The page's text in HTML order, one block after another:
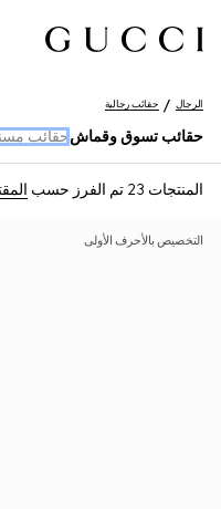
الرجال حقائب رجالية
حقائب تسوق وقماش حقائب
المنتجات 23 تم الفرز حسب
التخصيص بالأحرف الأولى